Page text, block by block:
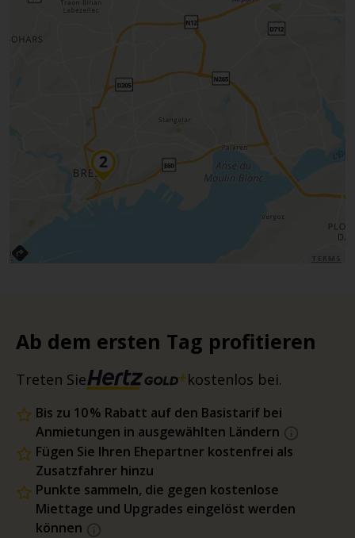
Ab dem ersten Tag profitieren
Treten Sie kostenlos bei.
Bis zu 10 % Rabatt auf den Basistarif bei
Anmietungen in ausgewählten Ländern
Fügen Sie Ihren Ehepartner kostenfrei als
Zusatzfahrer hinzu
Punkte sammeln, die gegen kostenlose
Miettage und Upgrades eingelöst werden
können